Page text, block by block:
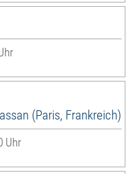
(Paris, Frankreich)
Uhr